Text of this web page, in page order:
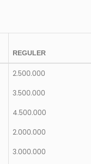
REGULER
2.500.000
3.500.000
4.500.000
2.000.000
3.000.000